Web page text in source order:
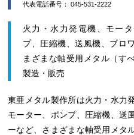
代表電話番号： 045-531-2222
火力・水力発電機、モー
プ、圧縮機、送風機、ブロ
まざまな軸受用メタル（す
製造・販売
東亜メタル製作所は火力・水力
モーター、ポンプ、圧縮機、送
ーなど、さまざまな軸受用メタ